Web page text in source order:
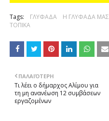
Tags: ΓΛΥΦΑΔΑ Η ΓΛΥΦΑΔΑ ΜΑΣ
ΤΟΠΙΚΑ
ΠΑΛΑΙΌΤΕΡΗ
Τι λέει ο δήμαρχος Αλίμου για
τη μη ανανέωση 12 συμβάσεων
εργαζομένων